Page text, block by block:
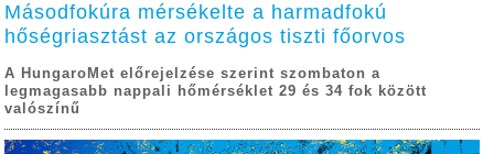
Másodfokúra mérsékelte a harmadfokú
hőségriasztást az országos tiszti főorvos
A HungaroMet előrejelzése szerint szombaton a
legmagasabb nappali hőmérséklet 29 és 34 fok között
valószínű